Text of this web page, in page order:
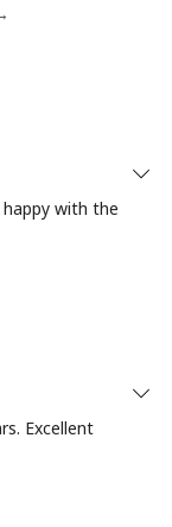
⁦$10⁩
⁦$10⁩
with the
Excellent